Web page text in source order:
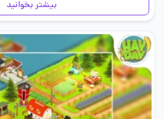
بیشتر بخوانید